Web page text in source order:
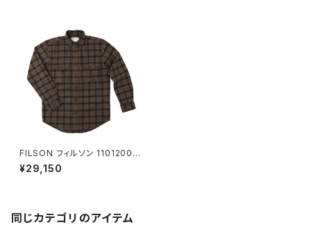
FILSON フィルソン 11012006
OTTER GREEN/BLACK 長袖
アラスカンガイドシャツ
¥29,150
同じカテゴリのアイテム